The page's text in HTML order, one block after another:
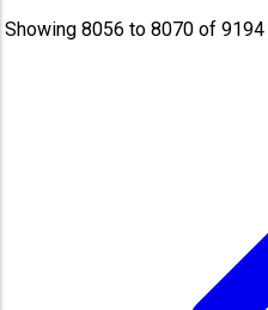
Showing8056 to8070 of9194